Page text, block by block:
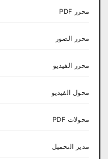
محرر PDF
محرر الصور
محرر الفيديو
محول الفيديو
محولات PDF
مدير التحميل